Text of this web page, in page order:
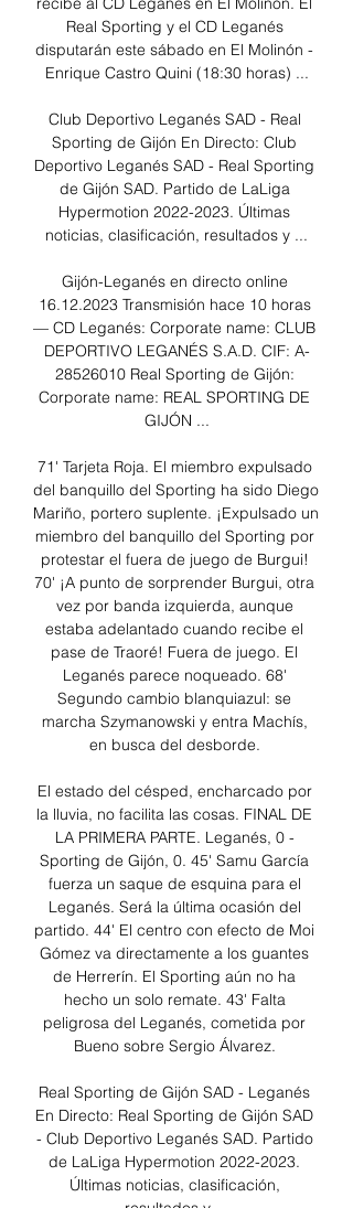
Real Sporting y el CD Leganés
disputarán este sábado en El Molinón -
Enrique Castro Quini (18:30 horas) ...
Club Deportivo Leganés SAD - Real
Sporting de Gijón En Directo: Club
Deportivo Leganés SAD - Real Sporting
de Gijón SAD. Partido de LaLiga
Hypermotion 2022-2023. Últimas
noticias, clasificación, resultados y ...
Gijón-Leganés en directo online
16.12.2023 Transmisión hace 10 horas
— CD Leganés: Corporate name: CLUB
DEPORTIVO LEGANÉS S.A.D. CIF: A-
28526010 Real Sporting de Gijón:
Corporate name: REAL SPORTING DE
GIJÓN ...
71' Tarjeta Roja. El miembro expulsado
del banquillo del Sporting ha sido Diego
Mariño, portero suplente. ¡Expulsado un
miembro del banquillo del Sporting por
protestar el fuera de juego de Burgui!
70' ¡A punto de sorprender Burgui, otra
vez por banda izquierda, aunque
estaba adelantado cuando recibe el
pase de Traoré! Fuera de juego. El
Leganés parece noqueado. 68'
Segundo cambio blanquiazul: se
marcha Szymanowski y entra Machís,
en busca del desborde.
El estado del césped, encharcado por
la lluvia, no facilita las cosas. FINAL DE
LA PRIMERA PARTE. Leganés, 0 -
Sporting de Gijón, 0. 45' Samu García
fuerza un saque de esquina para el
Leganés. Será la última ocasión del
partido. 44' El centro con efecto de Moi
Gómez va directamente a los guantes
de Herrerín. El Sporting aún no ha
hecho un solo remate. 43' Falta
peligrosa del Leganés, cometida por
Bueno sobre Sergio Álvarez.
Real Sporting de Gijón SAD - Leganés
En Directo: Real Sporting de Gijón SAD
- Club Deportivo Leganés SAD. Partido
de LaLiga Hypermotion 2022-2023.
Últimas noticias, clasificación,